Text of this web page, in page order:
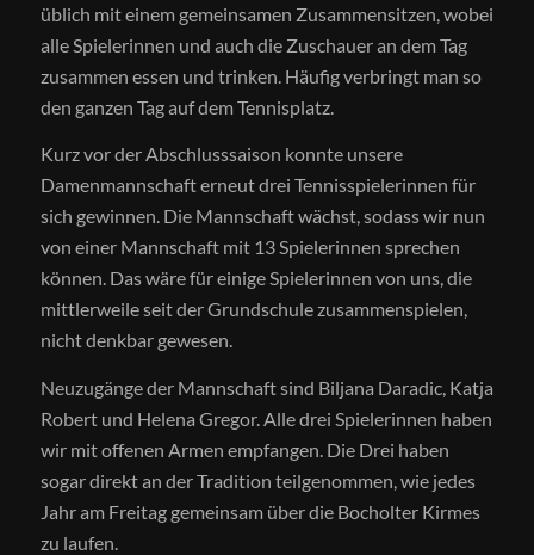
üblich mit einem gemeinsamen Zusammensitzen, wobei
alle Spielerinnen und auch die Zuschauer an dem Tag
zusammen essen und trinken. Häufig verbringt man so
den ganzen Tag auf dem Tennisplatz.
Kurz vor der Abschlusssaison konnte unsere
Damenmannschaft erneut drei Tennisspielerinnen für
sich gewinnen. Die Mannschaft wächst, sodass wir nun
von einer Mannschaft mit 13 Spielerinnen sprechen
können. Das wäre für einige Spielerinnen von uns, die
mittlerweile seit der Grundschule zusammenspielen,
nicht denkbar gewesen.
Neuzugänge der Mannschaft sind Biljana Daradic, Katja
Robert und Helena Gregor. Alle drei Spielerinnen haben
wir mit offenen Armen empfangen. Die Drei haben
sogar direkt an der Tradition teilgenommen, wie jedes
Jahr am Freitag gemeinsam über die Bocholter Kirmes
zu laufen.